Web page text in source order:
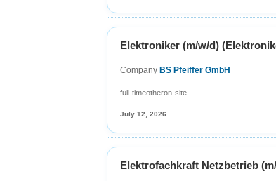
Elektroniker (m/w/d)
CompanyBS Pfeiffer GmbH
full-timeotheron-site
July 12, 2026
Elektrofachkraft Netzbetrieb